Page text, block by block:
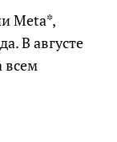
Meta*,
В августе
всем